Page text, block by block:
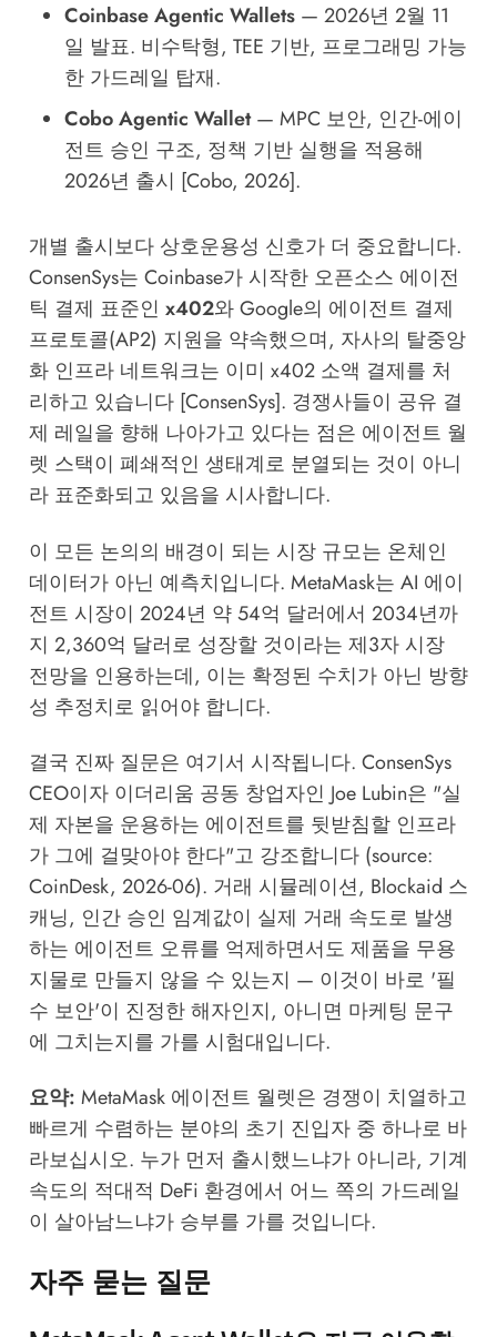
Coinbase Agentic Wallets— 2026년 2월 11
일 발표. 비수탁형, TEE 기반, 프로그래밍 가능
한 가드레일 탑재.
Cobo Agentic Wallet— MPC 보안, 인간-에이
전트 승인 구조, 정책 기반 실행을 적용해
2026년 출시 [Cobo, 2026].
개별 출시보다 상호운용성 신호가 더 중요합니다.
ConsenSys는 Coinbase가 시작한 오픈소스 에이전
틱 결제 표준인 x402와 Google의 에이전트 결제
프로토콜(AP2) 지원을 약속했으며, 자사의 탈중앙
화 인프라 네트워크는 이미 x402 소액 결제를 처
리하고 있습니다 [ConsenSys]. 경쟁사들이 공유 결
제 레일을 향해 나아가고 있다는 점은 에이전트 월
렛 스택이 폐쇄적인 생태계로 분열되는 것이 아니
라 표준화되고 있음을 시사합니다.
이 모든 논의의 배경이 되는 시장 규모는 온체인
데이터가 아닌 예측치입니다. MetaMask는 AI 에이
전트 시장이 2024년 약 54억 달러에서 2034년까
지 2,360억 달러로 성장할 것이라는 제3자 시장
전망을 인용하는데, 이는 확정된 수치가 아닌 방향
성 추정치로 읽어야 합니다.
결국 진짜 질문은 여기서 시작됩니다. ConsenSys
CEO이자 이더리움 공동 창업자인 Joe Lubin은 "실
제 자본을 운용하는 에이전트를 뒷받침할 인프라
가 그에 걸맞아야 한다"고 강조합니다 (source:
CoinDesk, 2026-06). 거래 시뮬레이션, Blockaid 스
캐닝, 인간 승인 임계값이 실제 거래 속도로 발생
하는 에이전트 오류를 억제하면서도 제품을 무용
지물로 만들지 않을 수 있는지 — 이것이 바로 '필
수 보안'이 진정한 해자인지, 아니면 마케팅 문구
에 그치는지를 가를 시험대입니다.
요약: MetaMask 에이전트 월렛은 경쟁이 치열하고
빠르게 수렴하는 분야의 초기 진입자 중 하나로 바
라보십시오. 누가 먼저 출시했느냐가 아니라, 기계
속도의 적대적 DeFi 환경에서 어느 쪽의 가드레일
이 살아남느냐가 승부를 가를 것입니다.
자주 묻는 질문